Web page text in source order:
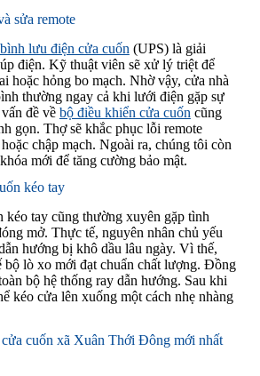
sửa remote
bình lưu điện cửa cuốn (UPS) là giải
điện. Kỹ thuật viên sẽ xử lý triệt để
hoặc hỏng bo mạch. Nhờ vậy, cửa nhà
thường ngay cả khi lưới điện gặp sự
đề về bộ điều khiển cửa cuốn cũng
gọn. Thợ sẽ khắc phục lỗi remote
chập mạch. Ngoài ra, chúng tôi còn
mới để tăng cường bảo mật.
kéo tay
kéo tay cũng thường xuyên gặp tình
mở. Thực tế, nguyên nhân chủ yếu
hướng bị khô dầu lâu ngày. Vì thế,
bộ lò xo mới đạt chuẩn chất lượng. Đồng
bộ hệ thống ray dẫn hướng. Sau khi
kéo cửa lên xuống một cách nhẹ nhàng
cuốn xã Xuân Thới Đông mới nhất